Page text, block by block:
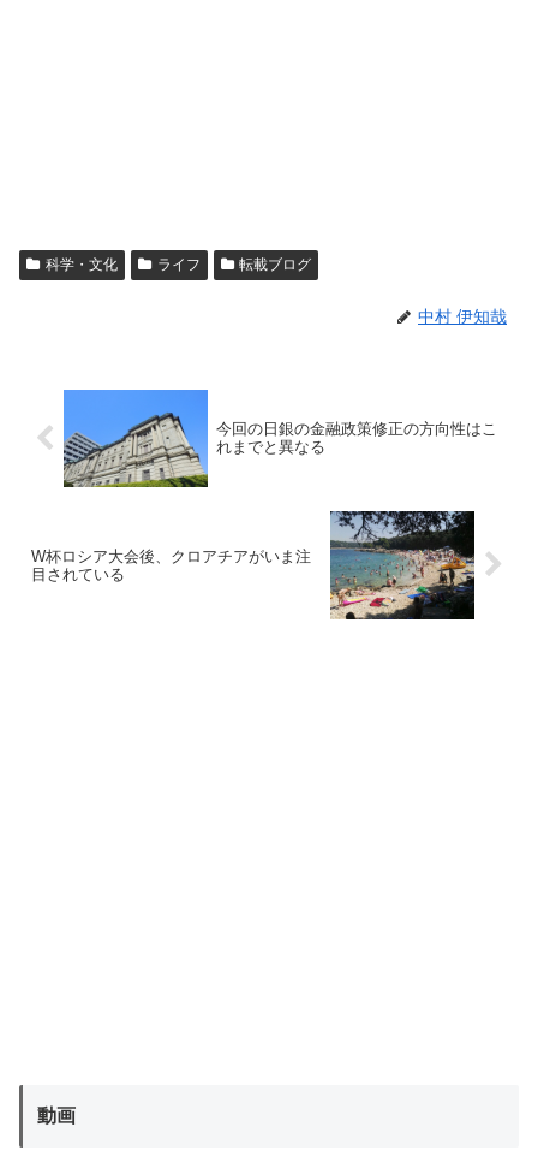
科学・文化 ライフ 転載ブログ
中村 伊知哉
今回の日銀の金融政策修正の方向性はこ
れまでと異なる
W杯ロシア大会後、クロアチアがいま注
目されている
動画